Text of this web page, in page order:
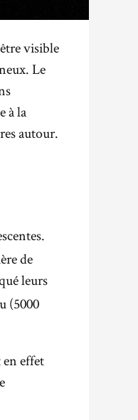
visible
Le
à la
autour.
de
leurs
(5000
en effet